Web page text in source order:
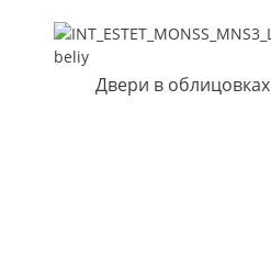
Двери в облицовках